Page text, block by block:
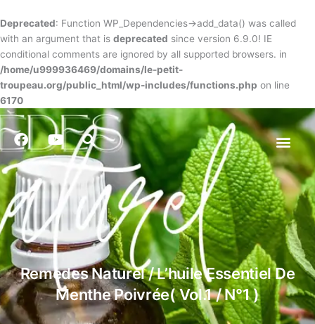
Deprecated: Function WP_Dependencies->add_data() was called
with an argument that is deprecated since version 6.9.0! IE
conditional comments are ignored by all supported browsers. in
/home/u999936469/domains/le-petit-
troupeau.org/public_html/wp-includes/functions.php on line
6170
to
content
F
a
c
e
b
o
o
k
Y
o
u
t
b
e
Search
Remèdes Naturel / L’huile Essentiel De
Menthe Poivrée( Vol.1 / N°1 )